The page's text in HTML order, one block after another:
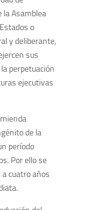
Asamblea
o
y deliberante,
sus
perpetuación
ejecutivas
de la
período
Por ello se
cuatro años